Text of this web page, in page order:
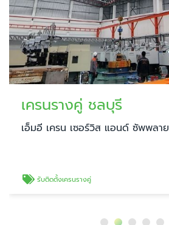
เครนรางคู่ ชลบุรี
เอ็มอี เครน เซอร์วิส แอนด์ ซัพพลาย
รับติดตั้งเครนรางคู่